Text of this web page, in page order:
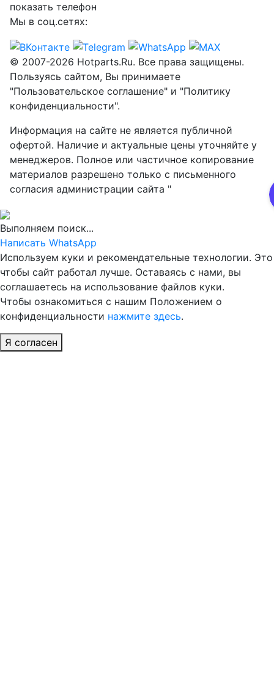
показать телефон
Мы в соц.сетях:
© 2007-2026 Hotparts.Ru. Все права защищены.
Пользуясь сайтом, Вы принимаете
"Пользовательское соглашение" и "Политику
конфиденциальности".
Информация на сайте не является публичной
офертой. Наличие и актуальные цены уточняйте у
менеджеров. Полное или частичное копирование
материалов разрешено только с письменного
согласия администрации сайта "
Выполняем поиск...
Написать WhatsApp
Используем куки и рекомендательные технологии. Это
чтобы сайт работал лучше. Оставаясь с нами, вы
соглашаетесь на использование файлов куки.
Чтобы ознакомиться с нашим Положением о
конфиденциальности нажмите здесь.
Я согласен